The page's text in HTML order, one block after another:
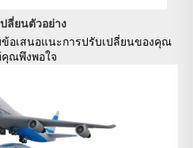
ลี่ยนตัวอย่าง
ข้อเสนอแนะการปรับเปลี่ยนของคุณ
คุณพึงพอใจ